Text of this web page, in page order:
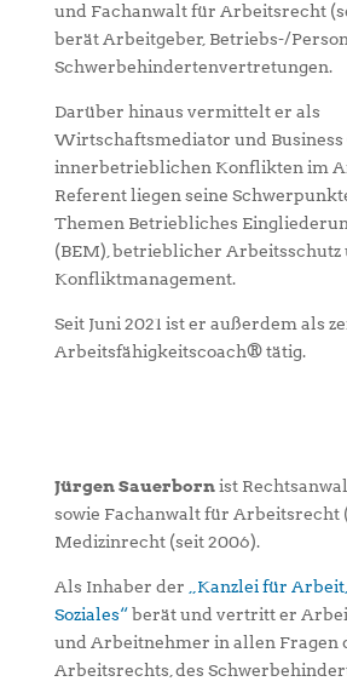
und Fachanwalt für Arbeitsrecht
berät Arbeitgeber, Betriebs-/
Schwerbehindertenvertretungen.
Darüber hinaus vermittelt er als
Wirtschaftsmediator und Business
innerbetrieblichen Konflikten im
Referent liegen seine
Themen Betriebliches
(BEM), betrieblicher Arbeitsschutz
Konfliktmanagement.
Seit Juni 2021 ist er außerdem als
Arbeitsfähigkeitscoach® tätig.
Jürgen Sauerbornist
sowie Fachanwalt für Arbeitsrecht
Medizinrecht (seit 2006).
Als Inhaber der „Kanzlei für
Soziales“berät und vertritt er
und Arbeitnehmer in allen Fragen
Arbeitsrechts, des